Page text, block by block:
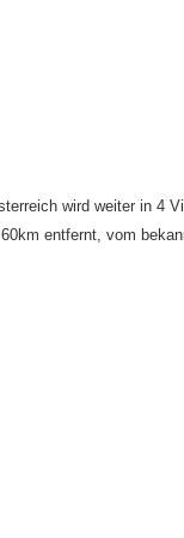
wird weiter in 4
entfernt, vom